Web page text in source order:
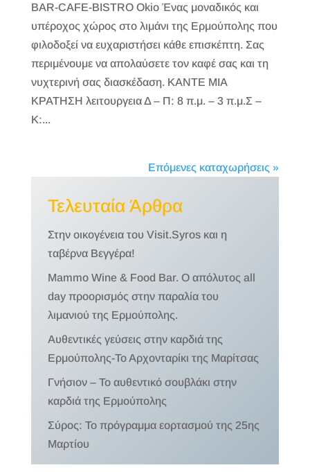
BAR-CAFE-BISTRO Okio Ένας μοναδικός και
υπέροχος χώρος στο λιμάνι της Ερμούπολης που
φιλοδοξεί να ευχαριστήσει κάθε επισκέπτη. Σας
περιμένουμε να απολαύσετε τον καφέ σας και τη
νυχτερινή σας διασκέδαση. ΚΑΝΤΕ ΜΙΑ
ΚΡΑΤΗΣΗ λειτουργεια Δ – Π: 8 π.μ. – 3 π.μ.Σ –
Κ:...
Επόμενες καταχωρήσεις »
Τελευταία Άρθρα
Στην οικογένεια του Visit.Syros και η
ταβέρνα Βεγγέρα!
Mammo Wine & Food Bar. Ο απόλυτος all
day προορισμός στην παραλία του
λιμανιού της Ερμούπολης.
Αυθεντικές γεύσεις στην καρδιά της
Ερμούπολης-Το Αρχονταρίκι της Μαρίτσας
Γνήσιον – Το αυθεντικό σουβλάκι στην
καρδιά της Ερμούπολης
Σύρος: Το πρόγραμμα εορτασμού της 25ης
Μαρτίου